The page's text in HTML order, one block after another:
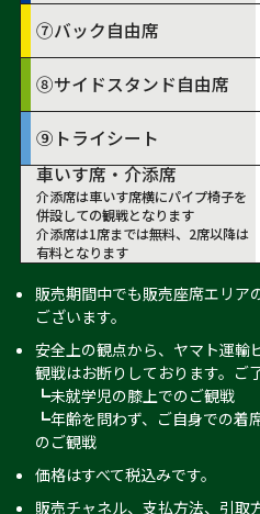
⑦バック自由席
⑧サイドスタンド自由席
⑨トライシート
車いす席・介添席
介添席は車いす席横にパイプ椅子を
併設しての観戦となります
介添席は1席までは無料、2席以降は
有料となります
販売期間中でも販売座席エリア
ございます。
安全上の観点から、ヤマト運輸
観戦はお断りしております。ご
┗未就学児の膝上でのご観戦
┗年齢を問わず、ご自身での着
のご観戦
価格はすべて税込みです。
販売チャネル、支払方法、引取